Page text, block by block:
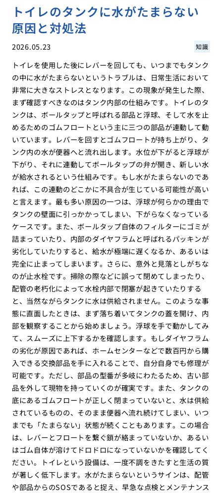
トイレのタンクに水がたまらない
原因と対処法
2026.05.23 知識
トイレを使用した後にレバーを回しても、いつまでもタンク
の中に水がたまらないというトラブルは、日常生活において
非常に大きなストレスとなります。この現象が発生した際、
まず確認すべきなのはタンク内部の仕組みです。トイレのタ
ンクは、ボールタップと呼ばれる部品と浮球、そして水を止
めるためのゴムフロートという主に三つの部品が連動して動
いています。レバーを回すとゴムフロートが持ち上がり、タ
ンク内の水が便器へと流れ出します。水位が下がると浮球が
下がり、それに連動してボールタップの弁が開き、新しい水
が給水されるという仕組みです。もし水がたまらないのであ
れば、この連動のどこかに不具合が生じている可能性が高い
と言えます。最も多い原因の一つは、浮球が何らかの理由で
タンクの壁面に引っかかってしまい、下がらなくなっている
ケースです。また、ボールタップ自体のフィルターにゴミが
詰まっていたり、内部のダイヤフラムと呼ばれるパッキンが
劣化していたりすると、給水が極端に遅くなるか、あるいは
完全に止まってしまいます。さらに、意外と見落としがちな
のが止水栓です。掃除の際などに誤って閉めてしまったり、
配管の老朽化によって水栓内部で閉塞が起きていたりする
と、当然ながらタンクに水は供給されません。このような事
態に直面したときは、まず落ち着いてタンクの蓋を開け、内
部を観察することから始めましょう。浮球を手で動かしてみ
て、スムーズに上下するかを確認します。もしダイヤフラム
の劣化が原因であれば、ホームセンターなどで数百円から購
入できる交換部品を手に入れることで、自分自身でも修理が
可能です。ただし、部品の型番が多岐にわたるため、古い部
品を外して現物を持っていくのが確実です。また、タンクの
底にあるゴムフロートが正しく閉まっていないと、水は供給
されているものの、そのまま便器へ流れ続けてしまい、いつ
までも「たまらない」状態が続くこともあります。この場合
は、レバーとフロートを繋ぐ鎖が絡まっていないか、あるい
はゴム自体が溶けてドロドロになっていないかを確認してく
ださい。トイレという設備は、一度不調をきたすと生活の質
が著しく低下します。水がたまらないというサインは、配管
や部品からのSOSであると捉え、早急な点検とメンテナンス